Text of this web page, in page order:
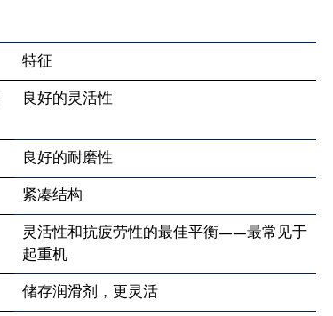
特征
良好的灵活性
良好的耐磨性
紧凑结构
灵活性和抗疲劳性的最佳平衡——最常见于
起重机
储存润滑剂，更灵活